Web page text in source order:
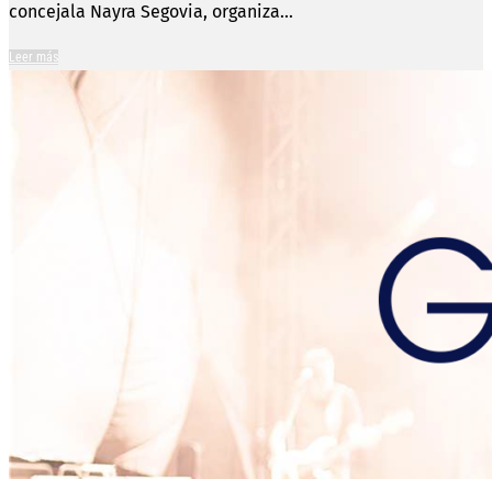
concejala Nayra Segovia, organiza...
Leer más